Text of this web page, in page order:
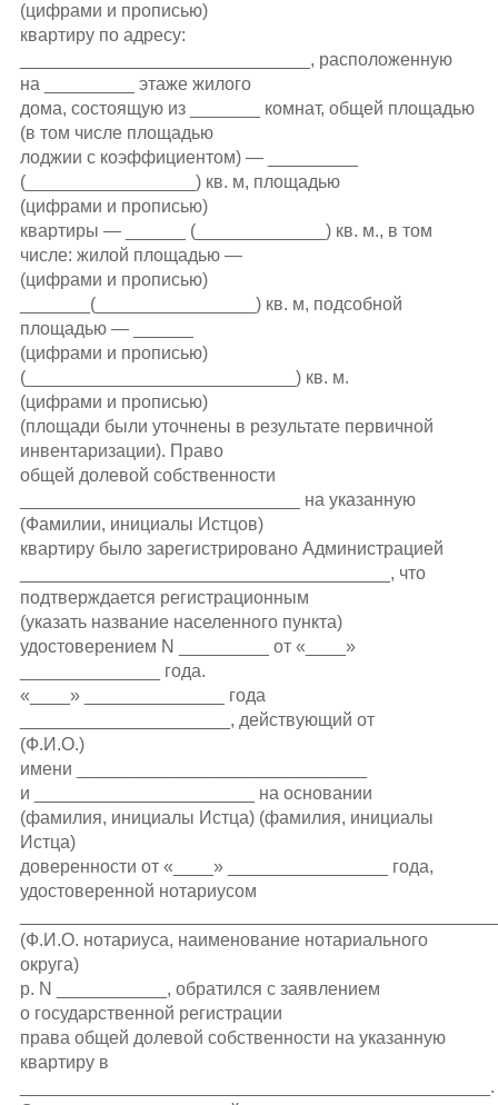
(цифрами и прописью)
квартиру по адресу:
_____________________________, расположенную
на _________ этаже жилого
дома, состоящую из _______ комнат, общей площадью
(в том числе площадью
лоджии с коэффициентом) — _________
(_________________) кв. м, площадью
(цифрами и прописью)
квартиры — ______ (_____________) кв. м., в том
числе: жилой площадью —
(цифрами и прописью)
_______(________________) кв. м, подсобной
площадью — ______
(цифрами и прописью)
(___________________________) кв. м.
(цифрами и прописью)
(площади были уточнены в результате первичной
инвентаризации). Право
общей долевой собственности
____________________________ на указанную
(Фамилии, инициалы Истцов)
квартиру было зарегистрировано Администрацией
_____________________________________, что
подтверждается регистрационным
(указать название населенного пункта)
удостоверением N _________ от «____»
______________ года.
«____» ______________ года
_____________________, действующий от
(Ф.И.О.)
имени _____________________________
и ______________________ на основании
(фамилия, инициалы Истца) (фамилия, инициалы
Истца)
доверенности от «____» ________________ года,
удостоверенной нотариусом
(Ф.И.О. нотариуса, наименование нотариального
округа)
р. N ___________, обратился с заявлением
о государственной регистрации
права общей долевой собственности на указанную
квартиру в
_______________________________________________.